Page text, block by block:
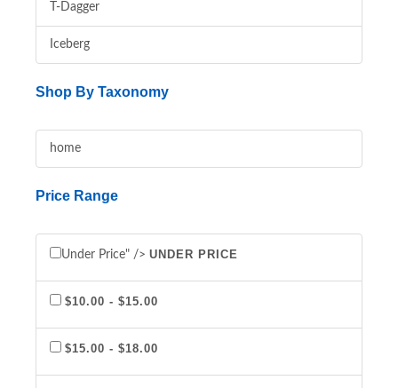
T-Dagger
Iceberg
Shop By Taxonomy
home
Price Range
Under Price" /> UNDER PRICE
$10.00 - $15.00
$15.00 - $18.00